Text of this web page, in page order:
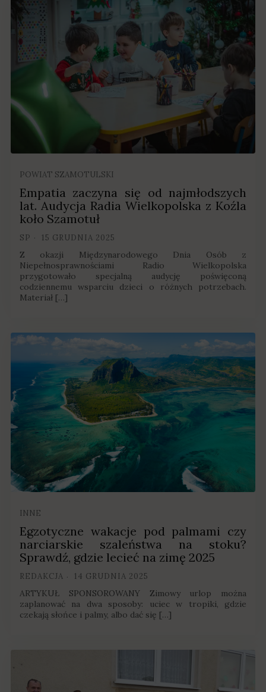
POWIAT SZAMOTULSKI
Empatia zaczyna się od najmłodszych
lat. Audycja Radia Wielkopolska z Koźla
koło Szamotuł
SP 15 GRUDNIA 2025
Z okazji Międzynarodowego Dnia Osób z
Niepełnosprawnościami Radio Wielkopolska
przygotowało specjalną audycję poświęconą
codziennemu wsparciu dzieci o różnych potrzebach.
Materiał […]
INNE
Egzotyczne wakacje pod palmami czy
narciarskie szaleństwa na stoku?
Sprawdź, gdzie lecieć na zimę 2025
REDAKCJA 14 GRUDNIA 2025
ARTYKUŁ SPONSOROWANY Zimowy urlop można
zaplanować na dwa sposoby: uciec w tropiki, gdzie
czekają słońce i palmy, albo dać się […]